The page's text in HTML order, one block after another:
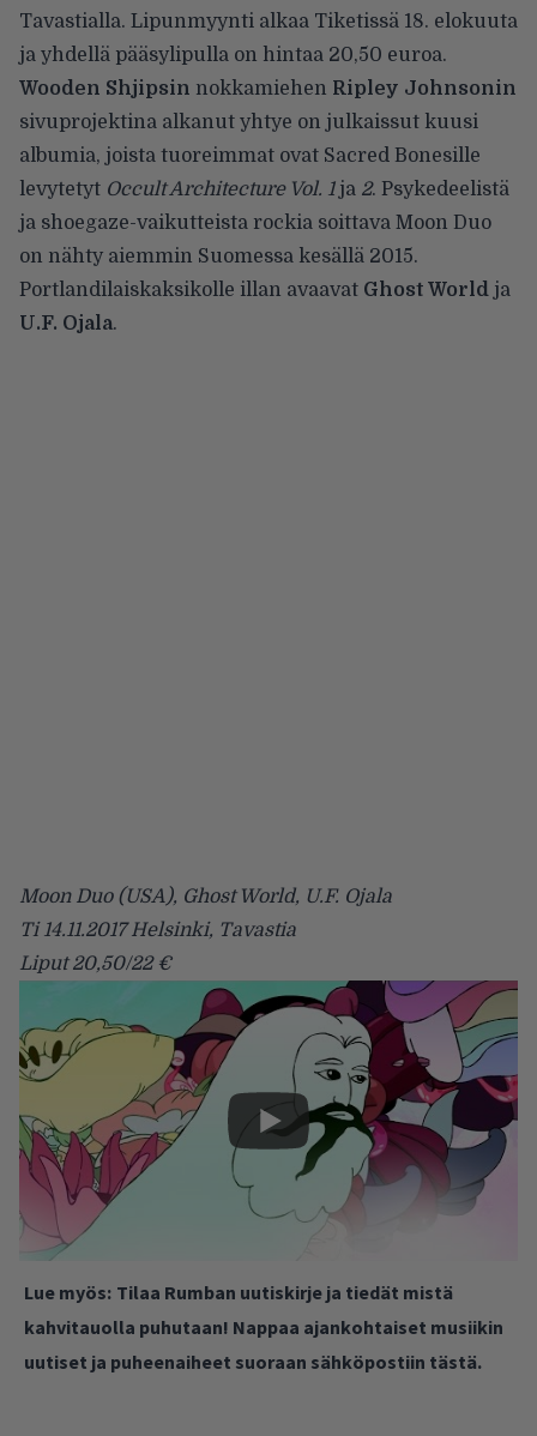
Tavastialla. Lipunmyynti alkaa Tiketissä 18. elokuuta
ja yhdellä pääsylipulla on hintaa 20,50 euroa.
Wooden Shjipsin nokkamiehen Ripley Johnsonin
sivuprojektina alkanut yhtye on julkaissut kuusi
albumia, joista tuoreimmat ovat Sacred Bonesille
levytetyt Occult Architecture Vol. 1ja 2. Psykedeelistä
ja shoegaze-vaikutteista rockia soittava Moon Duo
on nähty aiemmin Suomessa kesällä 2015.
Portlandilaiskaksikolle illan avaavat Ghost World ja
U.F. Ojala.
Moon Duo (USA), Ghost World, U.F. Ojala
Ti 14.11.2017 Helsinki, Tavastia
Liput 20,50/22 €
Lue myös: Tilaa Rumban uutiskirje ja tiedät mistä
kahvitauolla puhutaan! Nappaa ajankohtaiset musiikin
uutiset ja puheenaiheet suoraan sähköpostiin tästä.